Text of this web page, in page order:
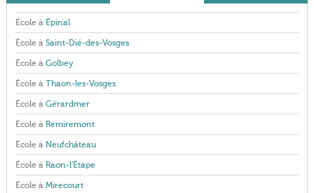
École à Épinal
École à Saint-Dié-des-Vosges
École à Golbey
École à Thaon-les-Vosges
École à Gérardmer
École à Remiremont
École à Neufchâteau
École à Raon-l'Étape
École à Mirecourt